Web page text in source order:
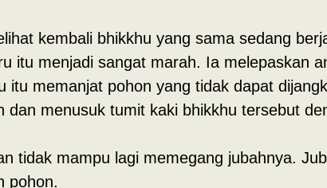
kembali bhikkhu yang sama sedang
itu menjadi sangat marah. Ia melepaskan
itu memanjat pohon yang tidak dapat
dan menusuk tumit kaki bhikkhu tersebut
tidak mampu lagi memegang jubahnya.
pohon.